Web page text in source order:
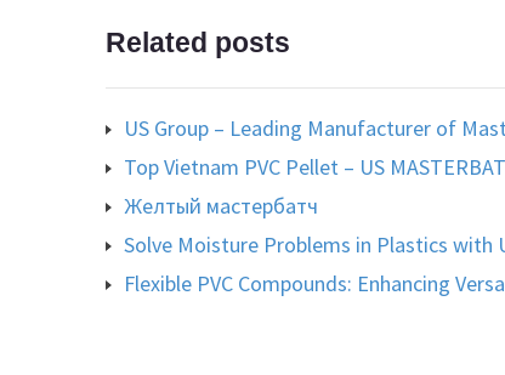
Related posts
US Group – Leading Manufacturer of
Top Vietnam PVC Pellet – US
Желтый мастербатч
Solve Moisture Problems in Plastics with
Flexible PVC Compounds: Enhancing